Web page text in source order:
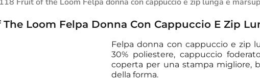
The Loom Felpa Donna Con Cappuccio E Zip
Felpa donna con cappuccio e zip
30% poliestere, cappuccio
coperta per una stampa migliore,
della forma.